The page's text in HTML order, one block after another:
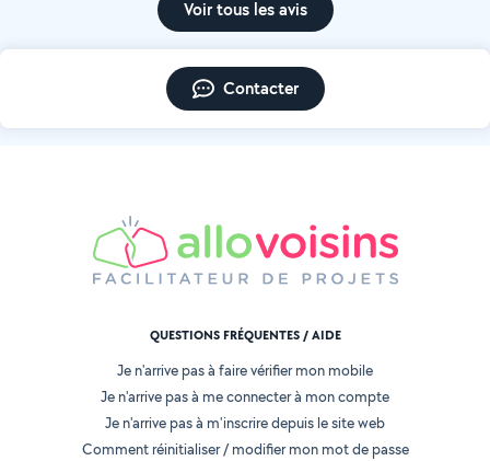
Voir tous les avis
Contacter
QUESTIONS FRÉQUENTES / AIDE
Je n'arrive pas à faire vérifier mon mobile
Je n'arrive pas à me connecter à mon compte
Je n'arrive pas à m'inscrire depuis le site web
Comment réinitialiser / modifier mon mot de passe